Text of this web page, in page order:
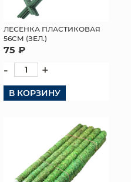
ЛЕСЕНКА ПЛАСТИКОВАЯ
56СМ (ЗЕЛ.)
75 ₽
- +
В КОРЗИНУ